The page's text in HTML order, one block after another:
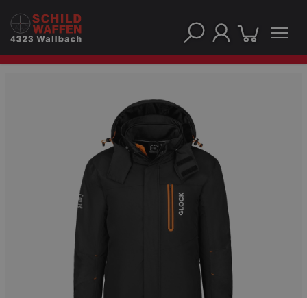
UNSERE TOP-KATEGORIEN